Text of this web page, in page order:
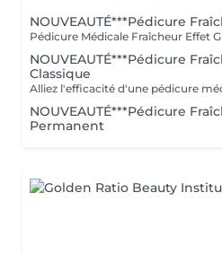
NOUVEAUTÉ***Pédicure
NOUVEAUTÉ***Pédicure
Classique
NOUVEAUTÉ***Pédicure
Permanent